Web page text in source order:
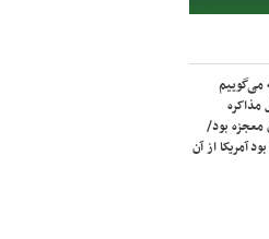
می‌گوییم
مذاکره
معجزه بود/
آمریکا از آن